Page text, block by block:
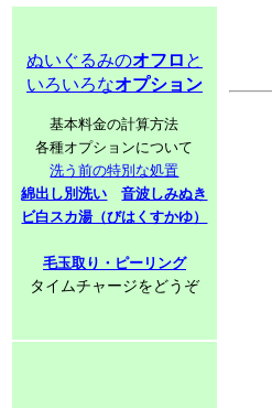
ぬいぐるみのオフロ と
いろいろなオプション
基本料金の計算方法
各種オプションについて
洗う前の特別な処置
綿出し別洗い
音波しみぬき
ビ白スカ湯（びはくすかゆ）
毛玉取り・ピーリング
タイムチャージをどうぞ